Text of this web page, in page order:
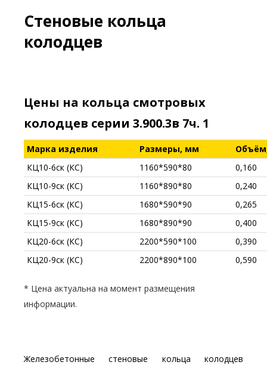
Стеновые кольца
колодцев
Цены на кольца смотровых
колодцев серии 3.900.3в 7ч. 1
Марка изделия Размеры, мм
КЦ10-6ск (КС)
1160*590*80
0,160
КЦ10-9ск (КС)
1160*890*80
0,240
КЦ15-6ск (КС)
1680*590*90
0,265
КЦ15-9ск (КС)
1680*890*90
0,400
КЦ20-6ск (КС)
2200*590*100
0,390
КЦ20-9ск (КС)
2200*890*100 0,590
* Цена актуальна на момент размещения
информации.
Железобетонные стеновые кольца колодцев